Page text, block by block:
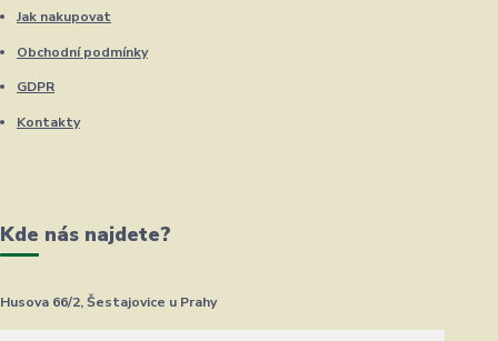
Jak nakupovat
Obchodní podmínky
GDPR
Kontakty
Kde nás najdete?
Husova 66/2, Šestajovice u Prahy